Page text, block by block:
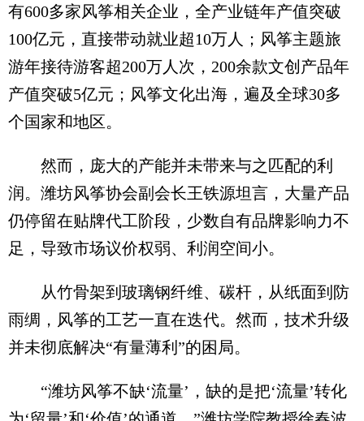
有600多家风筝相关企业，全产业链年产值突破
100亿元，直接带动就业超10万人；风筝主题旅
游年接待游客超200万人次，200余款文创产品年
产值突破5亿元；风筝文化出海，遍及全球30多
个国家和地区。
然而，庞大的产能并未带来与之匹配的利
润。潍坊风筝协会副会长王铁源坦言，大量产品
仍停留在贴牌代工阶段，少数自有品牌影响力不
足，导致市场议价权弱、利润空间小。
从竹骨架到玻璃钢纤维、碳杆，从纸面到防
雨绸，风筝的工艺一直在迭代。然而，技术升级
并未彻底解决“有量薄利”的困局。
“潍坊风筝不缺‘流量’，缺的是把‘流量’转化